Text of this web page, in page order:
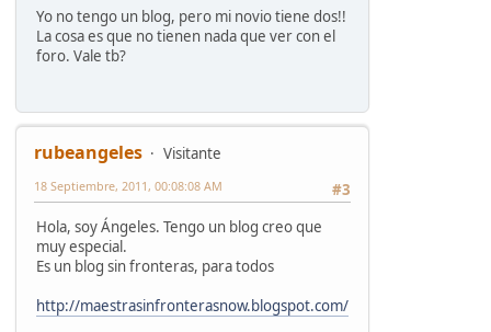
Yo no tengo un blog, pero mi novio tiene dos!!
La cosa es que no tienen nada que ver con el
foro. Vale tb?
rubeangeles
Visitante
#3
18 Septiembre, 2011, 00:08:08 AM
Hola, soy Ángeles. Tengo un blog creo que
muy especial.
Es un blog sin fronteras, para todos
http://maestrasinfronterasnow.blogspot.com/